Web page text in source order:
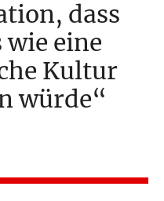
dass
wie eine
Kultur
würde